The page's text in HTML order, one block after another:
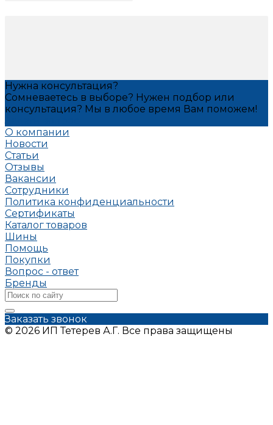
Нужна консультация?
Сомневаетесь в выборе? Нужен подбор или
консультация? Мы в любое время Вам поможем!
О компании
Новости
Статьи
Отзывы
Вакансии
Сотрудники
Политика конфиденциальности
Сертификаты
Каталог товаров
Шины
Помощь
Покупки
Вопрос - ответ
Бренды
Заказать звонок
© 2026 ИП Тетерев А.Г. Все права защищены